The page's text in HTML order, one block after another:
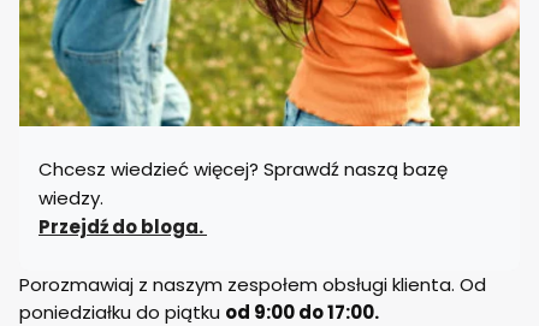
Chcesz wiedzieć więcej? Sprawdź naszą bazę
wiedzy.
Przejdź do bloga.
Porozmawiaj z naszym zespołem obsługi klienta. Od
poniedziałku do piątku od 9:00 do 17:00.